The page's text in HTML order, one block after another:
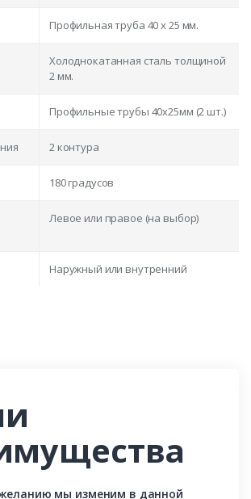
Профильная труба 40 х 25 мм.
Холоднокатанная сталь толщиной
2 мм.
Профильные трубы 40х25мм (2 шт.)
2 контура
180 градусов
Левое или правое (на выбор)
Наружный или внутренний
мы изменим в данной